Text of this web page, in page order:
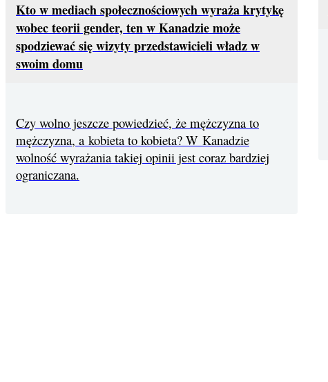
Kto w mediach społecznościowych wyraża krytykę
wobec teorii gender, ten w Kanadzie może
spodziewać się wizyty przedstawicieli władz w
swoim domu
Czy wolno jeszcze powiedzieć, że mężczyzna to
mężczyzna, a kobieta to kobieta? W Kanadzie
wolność wyrażania takiej opinii jest coraz bardziej
ograniczana.